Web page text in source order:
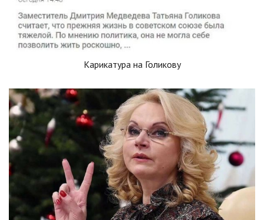
Карикатура на Голикову